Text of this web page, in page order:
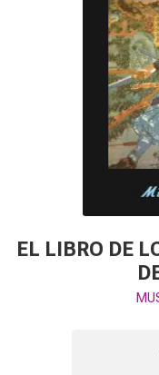
EL LIBRO DE